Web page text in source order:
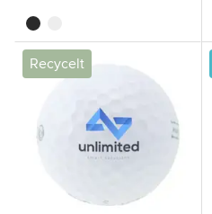
noir
Recycelt